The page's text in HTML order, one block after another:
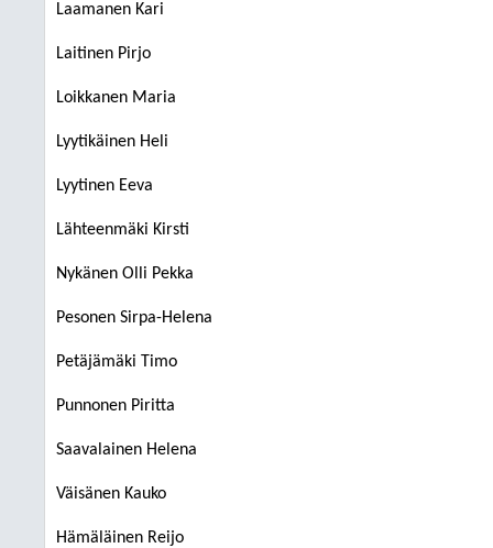
Laamanen Kari
Laitinen Pirjo
Loikkanen Maria
Lyytikäinen Heli
Lyytinen Eeva
Lähteenmäki Kirsti
Nykänen Olli Pekka
Pesonen Sirpa-Helena
Petäjämäki Timo
Punnonen Piritta
Saavalainen Helena
Väisänen Kauko
Hämäläinen Reijo